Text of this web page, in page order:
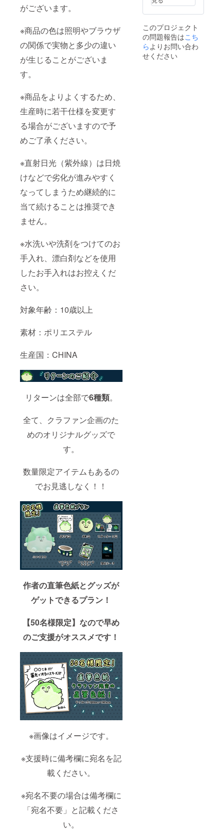
がございます。
※商品の色は照明やブラウザ
の関係で実物と多少の違い
が生じることがございま
す。
※商品をよりよくするため、
生産時に若干仕様を変更す
る場合がございますので予
めご了承ください。
※直射日光（紫外線）は日焼
けなどで劣化が進みやすく
なってしまうため継続的に
当て続けることは推奨でき
ません。
※水洗いや洗剤をつけてのお
手入れ、漂白剤などを使用
したお手入れはお控えくだ
さい。
対象年齢：10歳以上
素材：ポリエステル
生産国：CHINA
リターンは全部で6種類。
全て、クラファン企画のた
めのオリジナルグッズで
す。
数量限定アイテムもあるの
でお見逃しなく！！
作者の直筆色紙とグッズが
ゲットできるプラン！
【50名様限定】なので早め
のご支援がオススメです！
※画像はイメージです。
※支援時に備考欄に宛名を記
載ください。
※宛名不要の場合は備考欄に
「宛名不要」と記載くださ
い。
このプロジェクト
の問題報告はこち
らよりお問い合わ
せください